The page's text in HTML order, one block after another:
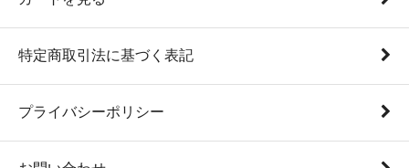
特定商取引法に基づく表記
プライバシーポリシー